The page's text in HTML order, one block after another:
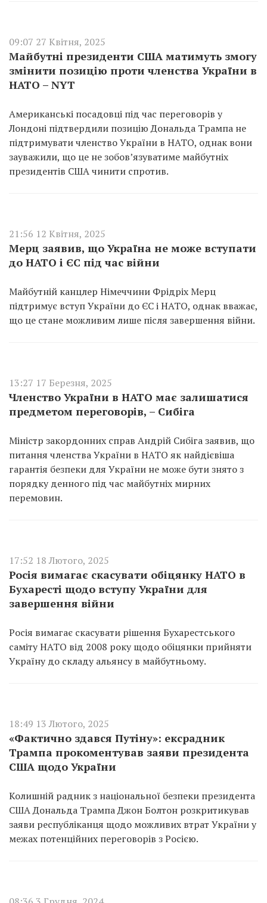
09:07 27 Квітня, 2025
Майбутні президенти США матимуть змогу
змінити позицію проти членства України в
НАТО – NYT
Американські посадовці під час переговорів у
Лондоні підтвердили позицію Дональда Трампа не
підтримувати членство України в НАТО, однак вони
зауважили, що це не зобов’язуватиме майбутніх
президентів США чинити спротив.
21:56 12 Квітня, 2025
Мерц заявив, що Україна не може вступати
до НАТО і ЄС під час війни
Майбутній канцлер Німеччини Фрідріх Мерц
підтримує вступ України до ЄС і НАТО, однак вважає,
що це стане можливим лише після завершення війни.
13:27 17 Березня, 2025
Членство України в НАТО має залишатися
предметом переговорів, – Сибіга
Міністр закордонних справ Андрій Сибіга заявив, що
питання членства України в НАТО як найдієвіша
гарантія безпеки для України не може бути знято з
порядку денного під час майбутніх мирних
перемовин.
17:52 18 Лютого, 2025
Росія вимагає скасувати обіцянку НАТО в
Бухаресті щодо вступу України для
завершення війни
Росія вимагає скасувати рішення Бухарестського
саміту НАТО від 2008 року щодо обіцянки прийняти
Україну до складу альянсу в майбутньому.
18:49 13 Лютого, 2025
«Фактично здався Путіну»: ексрадник
Трампа прокоментував заяви президента
США щодо України
Колишній радник з національної безпеки президента
США Дональда Трампа Джон Болтон розкритикував
заяви республіканця щодо можливих втрат України у
межах потенційних переговорів з Росією.